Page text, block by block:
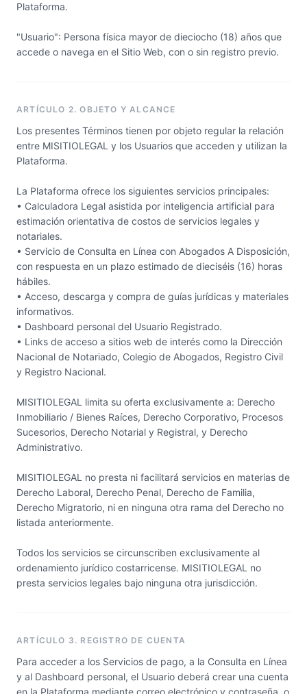
Plataforma.
"Usuario": Persona física mayor de dieciocho (18) años que
accede o navega en el Sitio Web, con o sin registro previo.
ARTÍCULO 2. OBJETO Y ALCANCE
Los presentes Términos tienen por objeto regular la relación
entre MISITIOLEGAL y los Usuarios que acceden y utilizan la
Plataforma.
La Plataforma ofrece los siguientes servicios principales:
• Calculadora Legal asistida por inteligencia artificial para
estimación orientativa de costos de servicios legales y
notariales.
• Servicio de Consulta en Línea con Abogados A Disposición,
con respuesta en un plazo estimado de dieciséis (16) horas
hábiles.
• Acceso, descarga y compra de guías jurídicas y materiales
informativos.
• Dashboard personal del Usuario Registrado.
• Links de acceso a sitios web de interés como la Dirección
Nacional de Notariado, Colegio de Abogados, Registro Civil
y Registro Nacional.
MISITIOLEGAL limita su oferta exclusivamente a: Derecho
Inmobiliario / Bienes Raíces, Derecho Corporativo, Procesos
Sucesorios, Derecho Notarial y Registral, y Derecho
Administrativo.
MISITIOLEGAL no presta ni facilitará servicios en materias de
Derecho Laboral, Derecho Penal, Derecho de Familia,
Derecho Migratorio, ni en ninguna otra rama del Derecho no
listada anteriormente.
Todos los servicios se circunscriben exclusivamente al
ordenamiento jurídico costarricense. MISITIOLEGAL no
presta servicios legales bajo ninguna otra jurisdicción.
ARTÍCULO 3. REGISTRO DE CUENTA
Para acceder a los Servicios de pago, a la Consulta en Línea
y al Dashboard personal, el Usuario deberá crear una cuenta
en la Plataforma mediante correo electrónico y contraseña, o